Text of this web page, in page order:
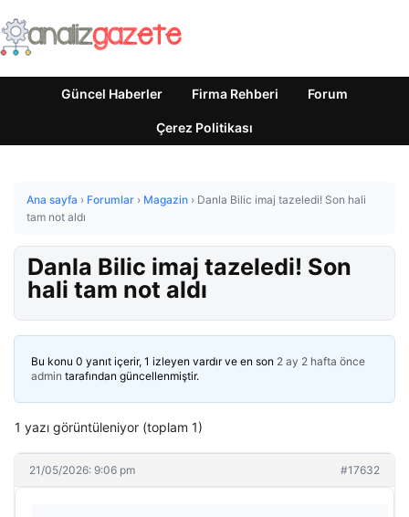
Güncel Haberler Firma Rehberi Forum
Çerez Politikası
Ana sayfa › Forumlar › Magazin › Danla Bilic imaj tazeledi! Son hali
tam not aldı
Danla Bilic imaj tazeledi! Son
hali tam not aldı
Bu konu 0 yanıt içerir, 1 izleyen vardır ve en son 2 ay 2 hafta önce
admin tarafından güncellenmiştir.
1 yazı görüntüleniyor (toplam 1)
21/05/2026: 9:06 pm #17632